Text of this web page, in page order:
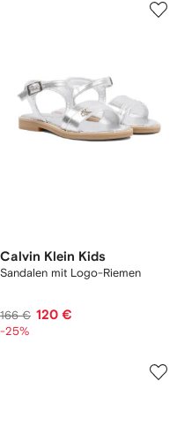
Calvin Klein Kids
Sandalen mit Logo-Riemen
166 € 120 €
-25%